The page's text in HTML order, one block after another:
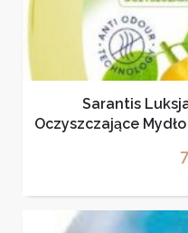
Sarantis
Oczyszczające